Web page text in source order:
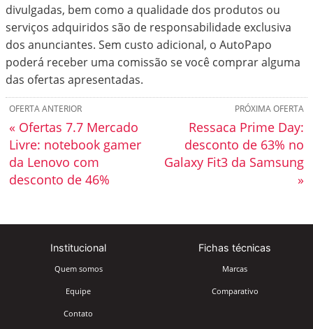
divulgadas, bem como a qualidade dos produtos ou
serviços adquiridos são de responsabilidade exclusiva
dos anunciantes. Sem custo adicional, o AutoPapo
poderá receber uma comissão se você comprar alguma
das ofertas apresentadas.
PRÓXIMA OFERTA
Ressaca Prime Day:
desconto de 63% no
Galaxy Fit3 da Samsung
»
OFERTA ANTERIOR
« Ofertas 7.7 Mercado
Livre: notebook gamer
da Lenovo com
desconto de 46%
Institucional
Quem somos
Equipe
Contato
Fichas técnicas
Marcas
Comparativo